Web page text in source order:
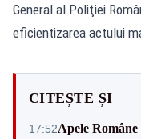
General al Poliţiei
eficientizarea actului
CITEȘTE ȘI
17:52Apele